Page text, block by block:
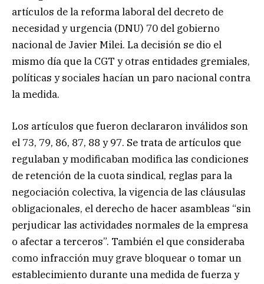
artículos de la reforma laboral del decreto de
necesidad y urgencia (DNU) 70 del gobierno
nacional de Javier Milei. La decisión se dio el
mismo día que la CGT y otras entidades gremiales,
políticas y sociales hacían un paro nacional contra
la medida.
Los artículos que fueron declararon inválidos son
el 73, 79, 86, 87, 88 y 97. Se trata de artículos que
regulaban y modificaban modifica las condiciones
de retención de la cuota sindical, reglas para la
negociación colectiva, la vigencia de las cláusulas
obligacionales, el derecho de hacer asambleas “sin
perjudicar las actividades normales de la empresa
o afectar a terceros”. También el que consideraba
como infracción muy grave bloquear o tomar un
establecimiento durante una medida de fuerza y